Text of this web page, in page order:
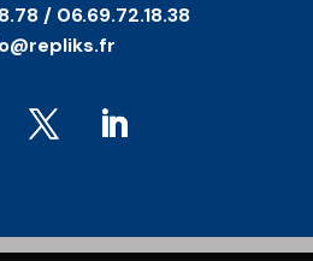
/ 06.69.72.18.38